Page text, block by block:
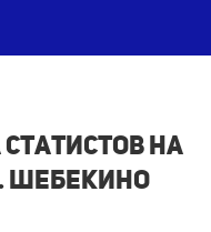
на
Шебекино